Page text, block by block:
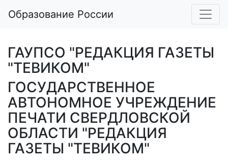
Образование России
ГАУПСО "РЕДАКЦИЯ ГАЗЕТЫ
"ТЕВИКОМ"
ГОСУДАРСТВЕННОЕ
АВТОНОМНОЕ УЧРЕЖДЕНИЕ
ПЕЧАТИ СВЕРДЛОВСКОЙ
ОБЛАСТИ "РЕДАКЦИЯ
ГАЗЕТЫ "ТЕВИКОМ"